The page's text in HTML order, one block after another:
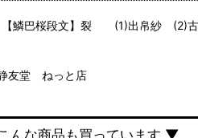
用 【鱗巴桜段文】裂 (1)出帛
友堂 ねっと店
な商品も買っています ▼